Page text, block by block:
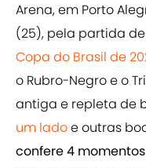
Arena, em Porto
(25), pela partida
Copa do Brasil de
o Rubro-Negro e o
antiga e repleta de
um ladoe outras
confere 4